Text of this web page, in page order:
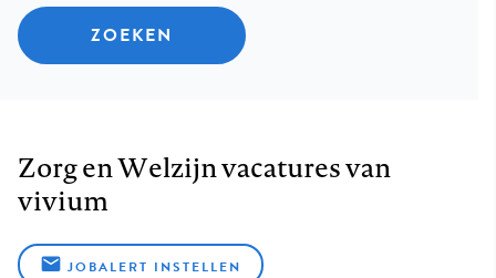
ZOEKEN
Zorg en Welzijn vacatures van
vivium
JOBALERT INSTELLEN